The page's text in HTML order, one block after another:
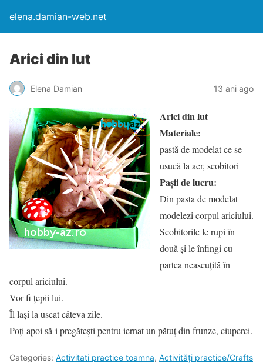
elena.damian-web.net
Arici din lut
Elena Damian 13 ani ago
Arici din lut
Materiale:
pastă de modelat ce se
usucă la aer, scobitori
Pașii de lucru:
Din pasta de modelat
modelezi corpul ariciului.
Scobitorile le rupi în
două și le înfingi cu
partea neascuțită în
corpul ariciului.
Vor fi țepii lui.
Îl lași la uscat câteva zile.
Poți apoi să-i pregătești pentru iernat un pătuț din frunze, ciuperci.
Categories: Activitati practice toamna, Activități practice/Crafts